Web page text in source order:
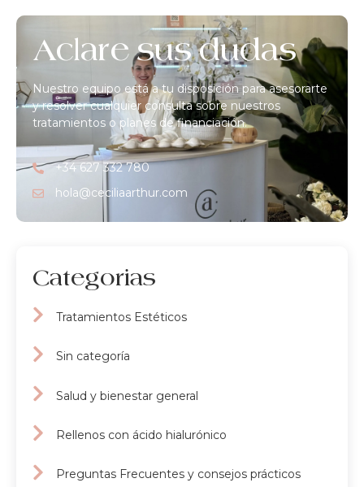
Aclare sus dudas
Nuestro equipo está a tu disposición para asesorarte
y resolver cualquier consulta sobre nuestros
tratamientos o planes de financiación.
+34 627 332 780
hola@ceciliaarthur.com
Categorias
Tratamientos Estéticos
Sin categoría
Salud y bienestar general
Rellenos con ácido hialurónico
Preguntas Frecuentes y consejos prácticos